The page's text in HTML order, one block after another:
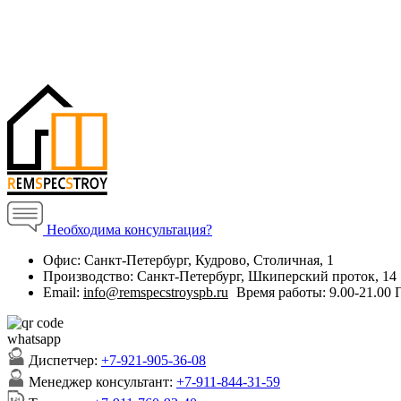
Необходима консультация?
Офис: Санкт-Петербург, Кудрово, Столичная, 1
Производство: Санкт-Петербург, Шкиперский проток, 14
Email: info@remspecstroyspb.ru Время работы: 9.00-
Диспетчер: +7-921-905-36-08
Менеджер консультант: +7-911-844-31-59